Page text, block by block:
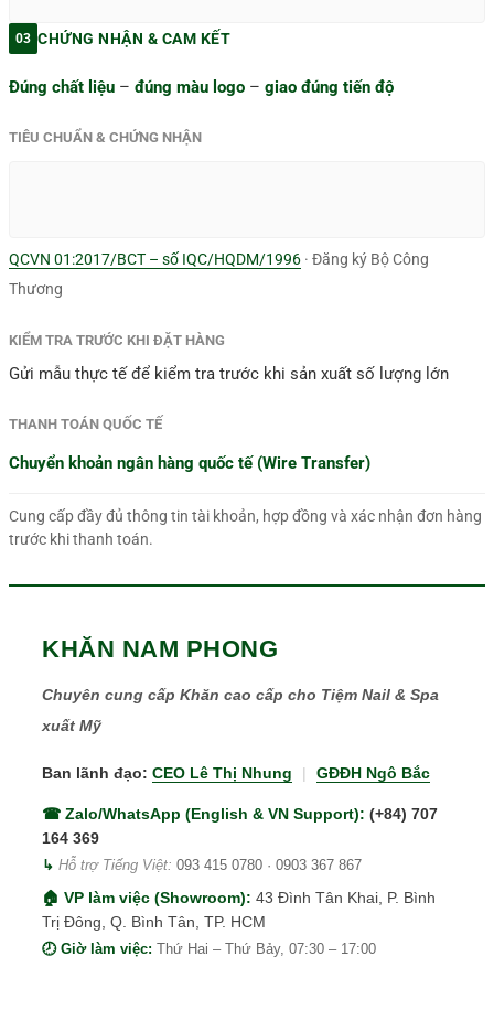
03 CHỨNG NHẬN & CAM KẾT
Đúng chất liệu – đúng màu logo – giao đúng tiến độ
TIÊU CHUẨN & CHỨNG NHẬN
QCVN 01:2017/BCT – số IQC/HQDM/1996 · Đăng ký Bộ Công
Thương
KIỂM TRA TRƯỚC KHI ĐẶT HÀNG
Gửi mẫu thực tế để kiểm tra trước khi sản xuất số lượng lớn
THANH TOÁN QUỐC TẾ
Chuyển khoản ngân hàng quốc tế (Wire Transfer)
Cung cấp đầy đủ thông tin tài khoản, hợp đồng và xác nhận đơn hàng
trước khi thanh toán.
KHĂN NAM PHONG
Chuyên cung cấp Khăn cao cấp cho Tiệm Nail & Spa
xuất Mỹ
Ban lãnh đạo: CEO Lê Thị Nhung | GĐĐH Ngô Bắc
☎ Zalo/WhatsApp (English & VN Support): (+84) 707
164 369
↳ Hỗ trợ Tiếng Việt: 093 415 0780 · 0903 367 867
🏠 VP làm việc (Showroom): 43 Đình Tân Khai, P. Bình
Trị Đông, Q. Bình Tân, TP. HCM
🕗 Giờ làm việc: Thứ Hai – Thứ Bảy, 07:30 – 17:00